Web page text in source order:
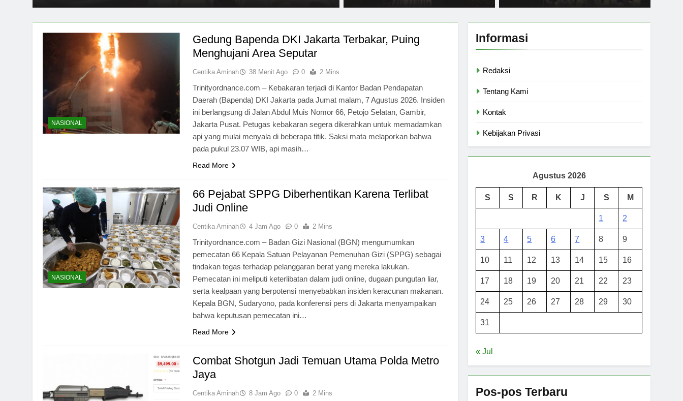
Jakarta
Selatan
NASIONAL
Gedung Bapenda DKI Jakarta Terbakar, Puing
Menghujani Area Seputar
Centika Aminah 38 Menit Ago 0 2 Mins
Trinityordnance.com – Kebakaran terjadi di Kantor Badan Pendapatan
Daerah (Bapenda) DKI Jakarta pada Jumat malam, 7 Agustus 2026. Insiden
ini berlangsung di Jalan Abdul Muis Nomor 66, Petojo Selatan, Gambir,
Jakarta Pusat. Petugas kebakaran segera dikerahkan untuk memadamkan
api yang mulai menyala di beberapa titik. Saksi mata melaporkan bahwa
pada pukul 23.07 WIB, api masih…
Read More
NASIONAL
66 Pejabat SPPG Diberhentikan Karena Terlibat
Judi Online
Centika Aminah 4 Jam Ago 0 2 Mins
Trinityordnance.com – Badan Gizi Nasional (BGN) mengumumkan
pemecatan 66 Kepala Satuan Pelayanan Pemenuhan Gizi (SPPG) sebagai
tindakan tegas terhadap pelanggaran berat yang mereka lakukan.
Pemecatan ini meliputi keterlibatan dalam judi online, dugaan pungutan liar,
serta kealpaan yang berpotensi menyebabkan insiden keracunan makanan.
Kepala BGN, Sudaryono, pada konferensi pers di Jakarta menyampaikan
bahwa keputusan pemecatan ini…
Read More
Combat Shotgun Jadi Temuan Utama Polda Metro
Jaya
Centika Aminah 8 Jam Ago 0 2 Mins
Informasi
Redaksi
Tentang Kami
Kontak
Kebijakan Privasi
Agustus 2026
S S R K J S M
1 2
3 4 5 6 7 8 9
10 11 12 13 14 15 16
17 18 19 20 21 22 23
24 25 26 27 28 29 30
31
« Jul
Pos-pos Terbaru